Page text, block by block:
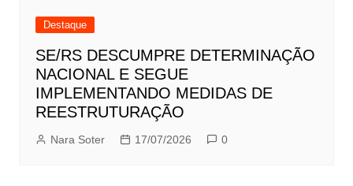
Destaque
SE/RS DESCUMPRE DETERMINAÇÃO
NACIONAL E SEGUE
IMPLEMENTANDO MEDIDAS DE
REESTRUTURAÇÃO
Nara Soter 17/07/2026 0